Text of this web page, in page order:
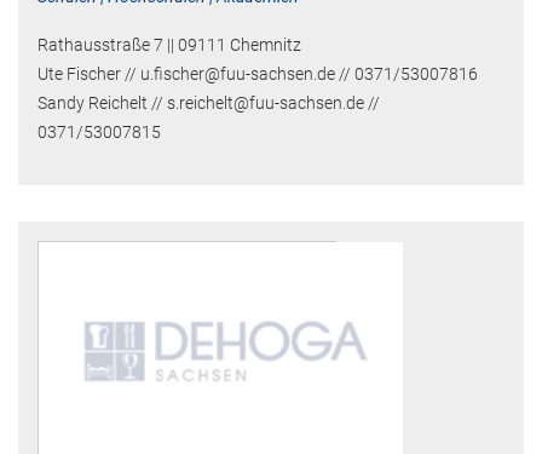
Rathausstraße 7 || 09111 Chemnitz
Ute Fischer // u.fischer@fuu-sachsen.de // 0371/53007816
Sandy Reichelt // s.reichelt@fuu-sachsen.de //
0371/53007815